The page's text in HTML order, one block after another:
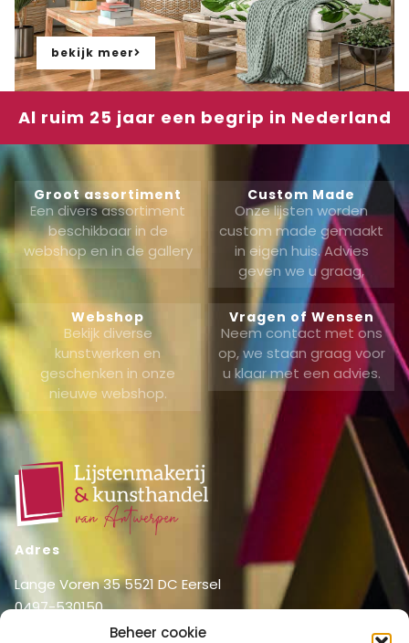
Beheer cookie
bekijk meer
Al ruim 25 jaar een begrip in Nederland
Groot assortiment
Een divers assortiment
beschikbaar in de
webshop en in de gallery
Custom Made
Onze lijsten worden
custom made gemaakt
in eigen huis. Advies
geven we u graag,
Webshop
Bekijk diverse
kunstwerken en
geschenken in onze
nieuwe webshop.
Vragen of Wensen
Neem contact met ons
op, we staan graag voor
u klaar met een advies.
Adres
Lange Voren 35 5521 DC Eersel
0497-530150